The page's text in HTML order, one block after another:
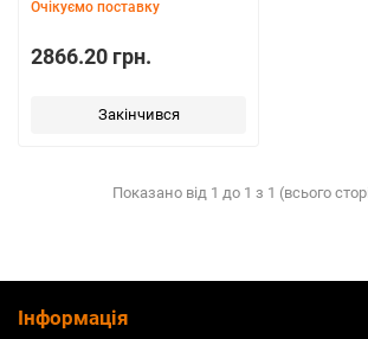
Очікуємо поставку
2866.20 грн.
Закінчився
Показано від 1 до 1 з 1 (всього
Інформація